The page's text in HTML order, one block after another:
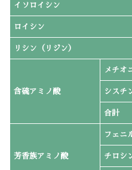
イソロイシン
ロイシン
リシン（リジン）
含硫アミノ酸
メチオ
シスチ
合計
芳香族アミノ酸
フェニ
チロシ